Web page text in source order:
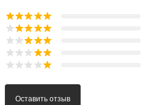
Оставить отзыв